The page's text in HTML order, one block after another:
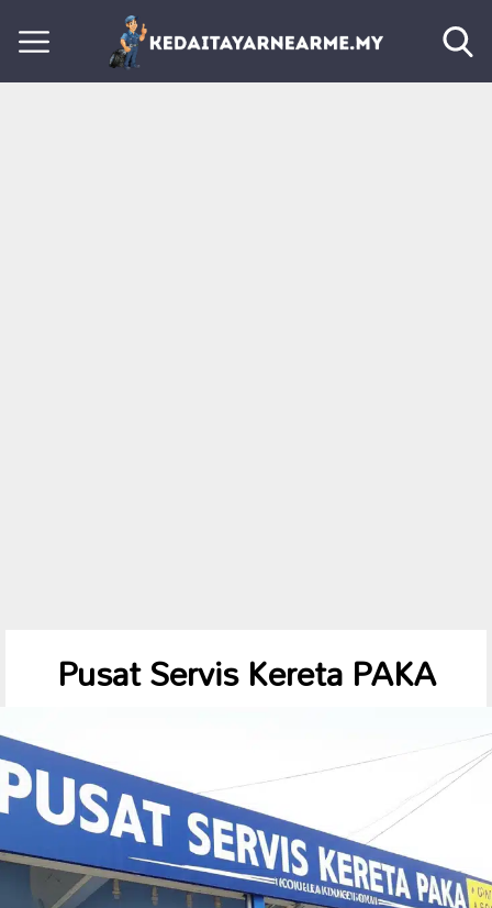
Pusat Servis Kereta PAKA